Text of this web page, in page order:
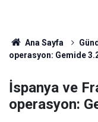
Ana Sayfa
operasyon: Gemide
İspanya ve
operasyon: